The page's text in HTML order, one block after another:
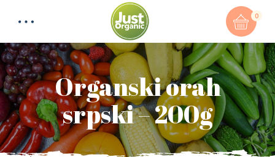
0
Organski orah
srpski – 200g